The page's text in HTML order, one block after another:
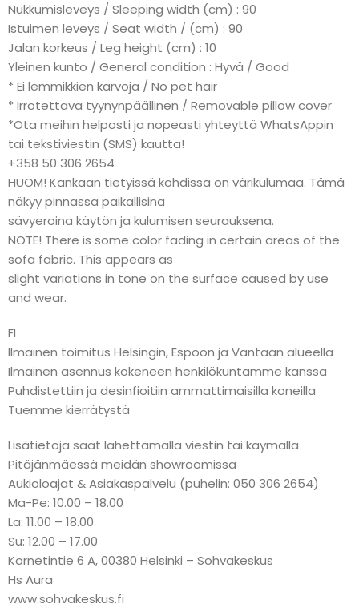
Nukkumisleveys / Sleeping width (cm) : 90
Istuimen leveys / Seat width / (cm) : 90
Jalan korkeus / Leg height (cm) : 10
Yleinen kunto / General condition : Hyvä / Good
* Ei lemmikkien karvoja / No pet hair
* Irrotettava tyynynpäällinen / Removable pillow cover
*Ota meihin helposti ja nopeasti yhteyttä WhatsAppin
tai tekstiviestin (SMS) kautta!
+358 50 306 2654
HUOM! Kankaan tietyissä kohdissa on värikulumaa. Tämä
näkyy pinnassa paikallisina
sävyeroina käytön ja kulumisen seurauksena.
NOTE! There is some color fading in certain areas of the
sofa fabric. This appears as
slight variations in tone on the surface caused by use
and wear.
FI
Ilmainen toimitus Helsingin, Espoon ja Vantaan alueella
Ilmainen asennus kokeneen henkilökuntamme kanssa
Puhdistettiin ja desinfioitiin ammattimaisilla koneilla
Tuemme kierrätystä
Lisätietoja saat lähettämällä viestin tai käymällä
Pitäjänmäessä meidän showroomissa
Aukioloajat & Asiakaspalvelu (puhelin: 050 306 2654)
Ma-Pe: 10.00 – 18.00
La: 11.00 – 18.00
Su: 12.00 – 17.00
Kornetintie 6 A, 00380 Helsinki – Sohvakeskus
Hs Aura
www.sohvakeskus.fi